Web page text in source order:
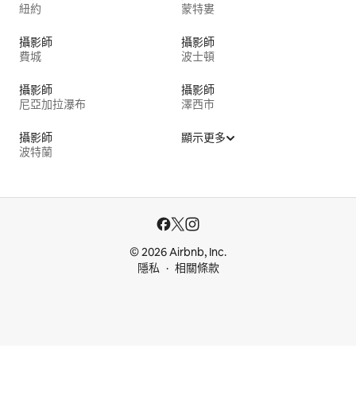
紐約
蒙特婁
攝影師
費城
攝影師
波士頓
攝影師
尼亞加拉瀑布
攝影師
澤西市
攝影師
波特蘭
顯示更多
© 2026 Airbnb, Inc.
隱私
相關條款